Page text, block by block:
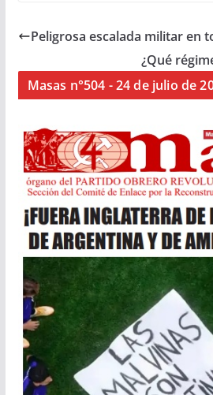
Peligrosa escalada militar en
¿Qué
Masas n°504 - 24 de julio de